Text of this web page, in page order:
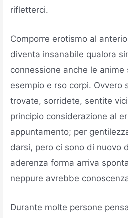
rifletterci.
Comporre erotismo al
diventa insanabile qualora
connessione anche le anime
esempio e rso corpi. Ovvero
trovate, sorridete, sentite
principio considerazione al
appuntamento; per
darsi, pero ci sono di nuovo
aderenza forma arriva
neppure avrebbe
Durante molte persone